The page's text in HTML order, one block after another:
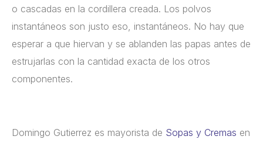
o cascadas en la cordillera creada. Los polvos
instantáneos son justo eso, instantáneos. No hay que
esperar a que hiervan y se ablanden las papas antes de
estrujarlas con la cantidad exacta de los otros
componentes.
Domingo Gutierrez es mayorista de Sopas y Cremas en